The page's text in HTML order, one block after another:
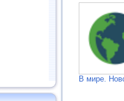
В мире.